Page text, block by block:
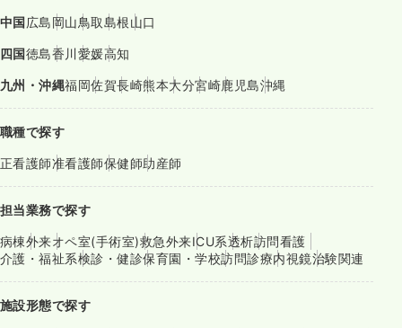
中国広島岡山鳥取島根山口
四国徳島香川愛媛高知
九州・沖縄福岡佐賀長崎熊本大分宮崎鹿児島沖縄
職種で探す
正看護師准看護師保健師助産師
担当業務で探す
病棟外来オペ室(手術室)救急外来ICU系透析訪問看護
介護・福祉系検診・健診保育園・学校訪問診療内視鏡治験関連
施設形態で探す